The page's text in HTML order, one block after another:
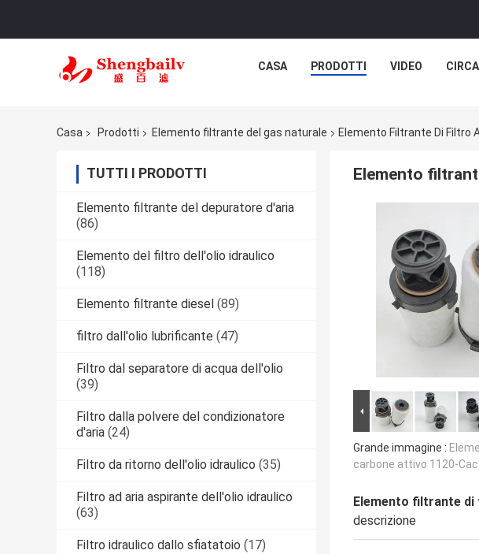
CASA PRODOTTI VIDEO CIRCA
Casa Prodotti Elemento filtrante del gas naturale Elemento Filtrante Di Filtro
TUTTI I PRODOTTI
Elemento filtrante del depuratore d'aria
(86)
Elemento del filtro dell'olio idraulico
(118)
Elemento filtrante diesel (89)
filtro dall'olio lubrificante (47)
Filtro dal separatore di acqua dell'olio
(39)
Filtro dalla polvere del condizionatore
d'aria (24)
Filtro da ritorno dell'olio idraulico (35)
Filtro ad aria aspirante dell'olio idraulico
(63)
Filtro idraulico dallo sfiatatoio (17)
Elemento
Grande immagine :
carbone attivo 1120-Cac
Elemento filtrante
descrizione